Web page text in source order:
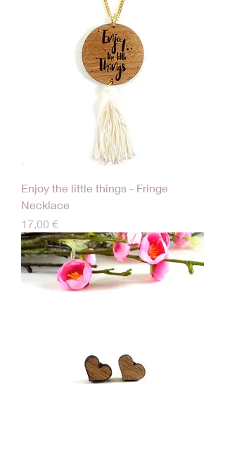
Enjoy the little things - Fringe
Necklace
Τιμή
17,00 €